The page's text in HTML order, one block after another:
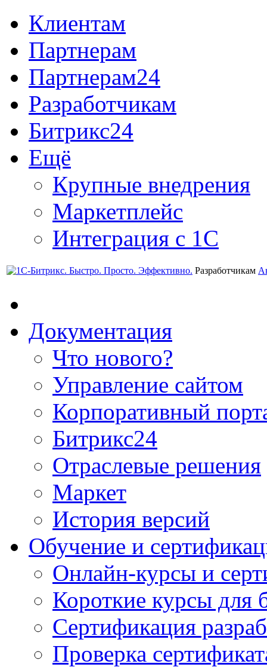
Клиентам
Партнерам
Партнерам24
Разработчикам
Битрикс24
Ещё
Крупные внедрения
Маркетплейс
Интеграция с 1С
Разработчикам
Документация
Что нового?
Управление сайтом
Корпоративный
Битрикс24
Отраслевые решения
Маркет
История версий
Обучение и
Онлайн-курсы и
Короткие курсы для
Сертификация
Проверка